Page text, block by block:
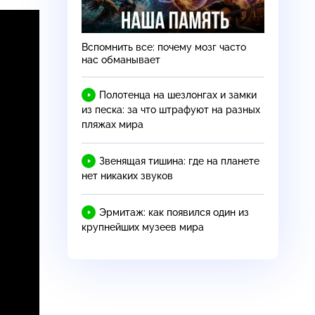
Вспомнить все: почему мозг часто
нас обманывает
Полотенца на шезлонгах и замки
из песка: за что штрафуют на разных
пляжах мира
Звенящая тишина: где на планете
нет никаких звуков
Эрмитаж: как появился один из
крупнейших музеев мира